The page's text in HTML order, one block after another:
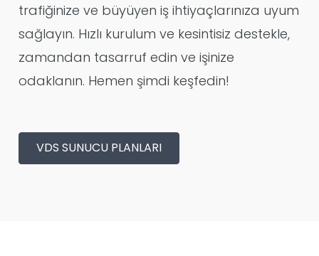
trafiğinize ve büyüyen iş ihtiyaçlarınıza uyum
sağlayın. Hızlı kurulum ve kesintisiz destekle,
zamandan tasarruf edin ve işinize
odaklanın. Hemen şimdi keşfedin!
VDS SUNUCU PLANLARI